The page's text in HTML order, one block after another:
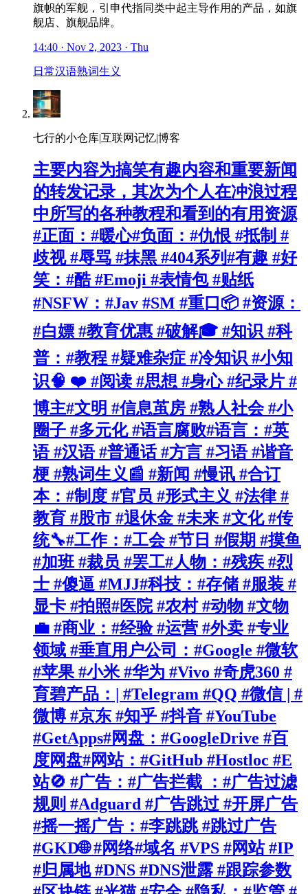
旗帜的军舰，引申代指同类中起主导作用的产品，如旗
舰店、旗舰品牌。
14:40 · Nov 2, 2023 · Thu
日常汉语熟词生义
七行的小仓库|互联网记忆|博客
主要内容为搞笑有趣内容和重要新闻
的转发记录，其次为个人在冲浪过程
中所写的各种教程和看到的有用资源
#正面：#暖心#负面：#仇恨 #抵制 #
歧视 #辱骂 #抹黑 #404系列#有趣 #好
笑：#酷 #Emoji #表情包 #贴纸
#NSFW：#Jav #SM #重口📦 #资源：
#白嫖 #教育优惠 #破解🎓 #知识 #科
普：#教程 #疑难杂症 #冷知识 #小知
识🧠 ❤️ #阅读 #思想 #身心 #纪录片 #
博主#文明 #信息茧房 #熟人社会 #小
圈子 #多元化 #语言腐败#语言：#英
语 #汉语 #普通话 #方言 #习语 #谐音
梗 #熟词生义📰 #新闻 #慢讯 #合订
本：#制度 #官员 #形式主义 #法律 #
教育 #股市 #退休金 #未来 #文化 #传
统🔧#工作：#工会 #节日 #假期 #摸鱼
#加班 #裁员 #罢工#人物：#残疾 #烈
士 #傻逼 #MJJ#科技：#存储 #服装 #
显卡 #拍照#医院 #农村 #动物 #文物
💼 #商业：#经验 #运营 #外卖 #专业
领域 #垂直用户公司：#Google #微软
#苹果 #小米 #华为 #Vivo #奇虎360 #
育碧产品：| #Telegram #QQ #微信 | #
微博 #京东 #知乎 #抖音 #YouTube
#GetApps#网盘：#GoogleDrive #百
度网盘#网站：#GitHub #Hostloc #E
站🚫 #广告：#广告拦截 ：#广告过滤
规则 #Adguard #广告跳过 #开屏广告
#摇一摇广告：#李跳跳 #跳过广告
#GKD🌐 #网络#域名 #VPS #网站 #IP
#归属地 #DNS #DNS泄露 #跟踪参数